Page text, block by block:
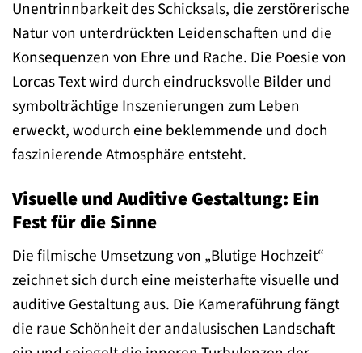
Unentrinnbarkeit des Schicksals, die zerstörerische
Natur von unterdrückten Leidenschaften und die
Konsequenzen von Ehre und Rache. Die Poesie von
Lorcas Text wird durch eindrucksvolle Bilder und
symbolträchtige Inszenierungen zum Leben
erweckt, wodurch eine beklemmende und doch
faszinierende Atmosphäre entsteht.
Visuelle und Auditive Gestaltung: Ein
Fest für die Sinne
Die filmische Umsetzung von „Blutige Hochzeit“
zeichnet sich durch eine meisterhafte visuelle und
auditive Gestaltung aus. Die Kameraführung fängt
die raue Schönheit der andalusischen Landschaft